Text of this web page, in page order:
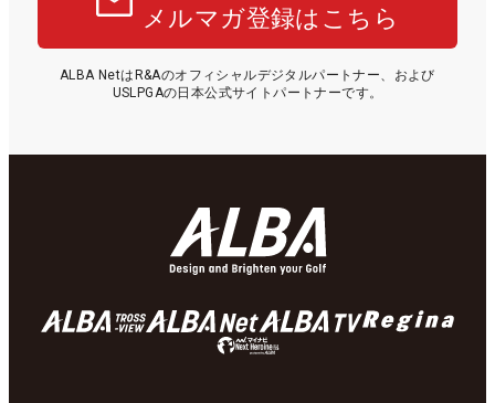
メルマガ登録はこちら
ALBA NetはR&Aのオフィシャルデジタルパートナー、および
USLPGAの日本公式サイトパートナーです。